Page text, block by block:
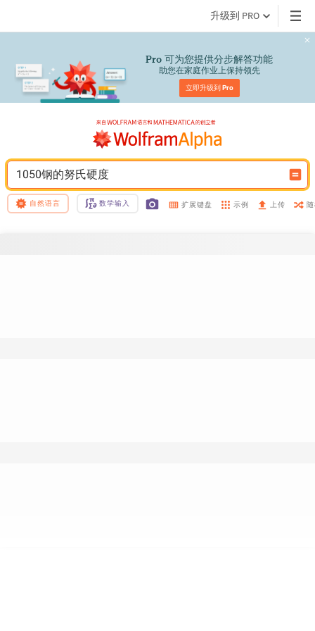
升级到 PRO
Pro 可为您提供分步解答功能
助您在家庭作业上保持领先
立即升级到 Pro
1050钢的努氏硬度
自然语言 数学输入 扩展键盘 示例 上传